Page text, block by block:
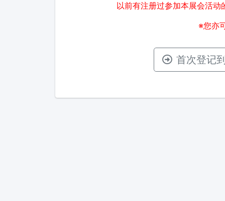
以前有注册过参加本展会活动
※您亦
首次登记